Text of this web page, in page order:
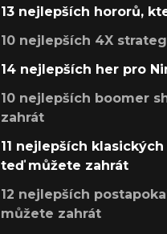
13 nejlepších hororů,
10 nejlepších 4X
14 nejlepších her pro
10 nejlepších boomer
zahrát
11 nejlepších
teď můžete zahrát
12 nejlepších
můžete zahrát